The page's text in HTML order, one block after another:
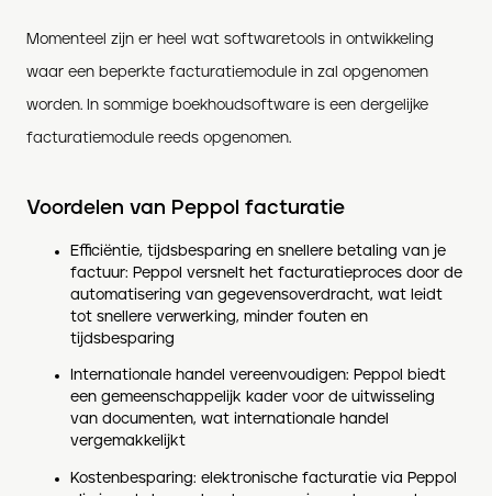
Momenteel zijn er heel wat softwaretools in ontwikkeling
waar een beperkte facturatiemodule in zal opgenomen
worden. In sommige boekhoudsoftware is een dergelijke
facturatiemodule reeds opgenomen.
Voordelen van Peppol facturatie
Efficiëntie, tijdsbesparing en snellere betaling van je
factuur: Peppol versnelt het facturatieproces door de
automatisering van gegevensoverdracht, wat leidt
tot snellere verwerking, minder fouten en
tijdsbesparing
Internationale handel vereenvoudigen: Peppol biedt
een gemeenschappelijk kader voor de uitwisseling
van documenten, wat internationale handel
vergemakkelijkt
Kostenbesparing: elektronische facturatie via Peppol